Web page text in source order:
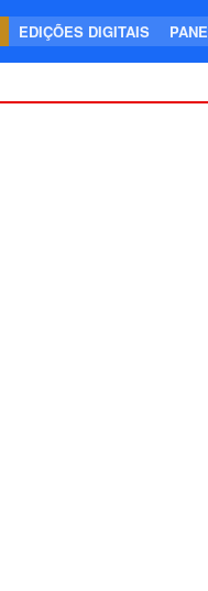
EDIÇÕES DIGITAIS